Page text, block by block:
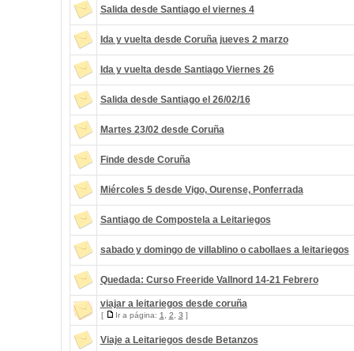
Salida desde Santiago el viernes 4
Ida y vuelta desde Coruña jueves 2 marzo
Ida y vuelta desde Santiago Viernes 26
Salida desde Santiago el 26/02/16
Martes 23/02 desde Coruña
Finde desde Coruña
Miércoles 5 desde Vigo, Ourense, Ponferrada
Santiago de Compostela a Leitariegos
sabado y domingo de villablino o cabollaes a leitariegos
Quedada: Curso Freeride Vallnord 14-21 Febrero
viajar a leitariegos desde coruña
[ Ir a página: 1 2 3 ]
Viaje a Leitariegos desde Betanzos